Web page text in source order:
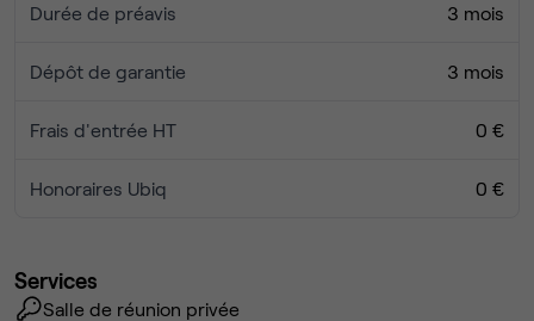
Durée de préavis 3 mois
Dépôt de garantie 3 mois
Frais d'entrée HT 0 €
Honoraires Ubiq 0 €
Services
Salle de réunion privée